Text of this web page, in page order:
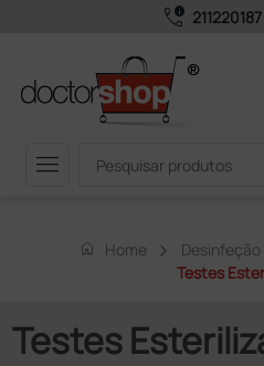
call_quality 211220187
menu
home Home Desinfeção
Testes
Testes